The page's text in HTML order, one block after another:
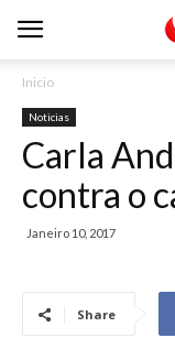
Inicio
Noticias
Carla
contra o
Janeiro 10, 2017
Share